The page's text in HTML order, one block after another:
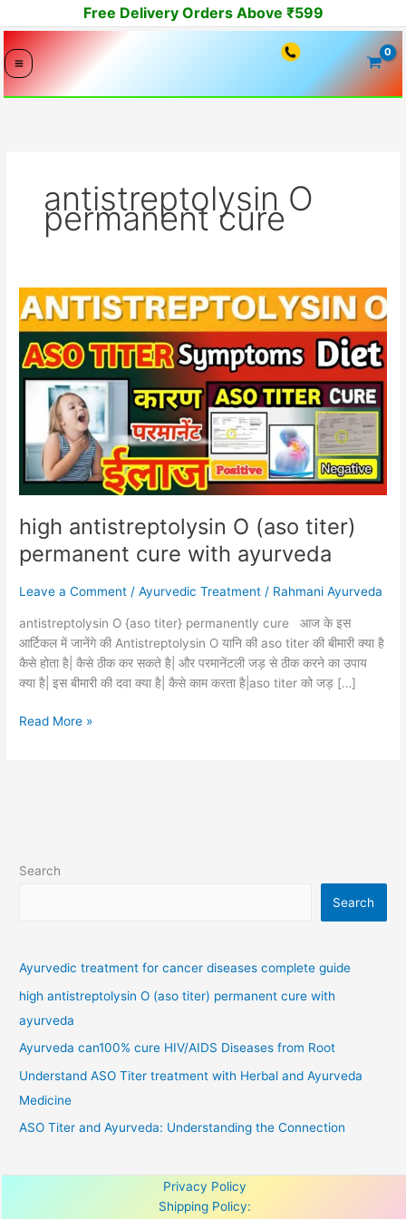
to
content
Free Delivery Orders Above ₹599
antistreptolysin O
permanent cure
high antistreptolysin O (aso titer)
permanent cure with ayurveda
Leave a Comment /Ayurvedic Treatment / Rahmani Ayurveda
antistreptolysin O {aso titer} permanently cure आज के इस
आर्टिकल में जानेंगे की Antistreptolysin O यानि की aso titer की बीमारी क्या है
कैसे होता है| कैसे ठीक कर सकते है| और परमानेंटली जड़ से ठीक करने का उपाय
क्या है| इस बीमारी की दवा क्या है| कैसे काम करता है|aso titer को जड़ […]
high
antistreptolysin
O
(aso
titer)
permanent
ayurveda
Read More »
Search
Search
Ayurvedic treatment for cancer diseases complete guide
high antistreptolysin O (aso titer) permanent cure with
ayurveda
Ayurveda can100% cure HIV/AIDS Diseases from Root
Understand ASO Titer treatment with Herbal and Ayurveda
Medicine
ASO Titer and Ayurveda: Understanding the Connection
Privacy Policy
Shipping Policy: